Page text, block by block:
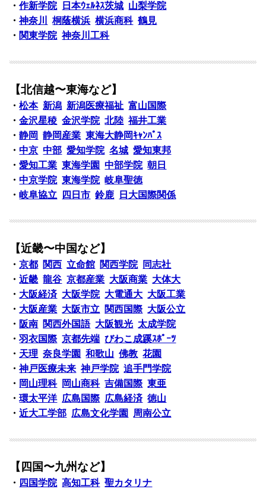
・作新学院 日本ｳｪﾙﾈｽ茨城 山梨学院
・神奈川 桐蔭横浜 横浜商科 鶴見
・ 関東学院 神奈川工科
【北信越〜東海など】
・松本 新潟 新潟医療福祉 富山国際
・金沢星稜 金沢学院 北陸 福井工業
・静岡 静岡産業 東海大静岡ｷｬﾝﾊﾟｽ
・中京 中部 愛知学院 名城 愛知東邦
・愛知工業 東海学園 中部学院 朝日
・中京学院 東海学院 岐阜聖徳
・岐阜協立 四日市 鈴鹿 日大国際関係
【近畿〜中国など】
・京都 関西 立命館 関西学院
同志社
・近畿 龍谷 京都産業 大阪商業 大体大
・ 大阪経済 大阪学院 大電通大 大阪工業
・ 大阪産業 大阪市立 関西国際 大阪公立
・ 阪南 関西外国語 大阪観光 太成学院
・羽衣国際 京都先端 びわこ成蹊ｽﾎﾟｰﾂ
・ 天理 奈良学園 和歌山 佛教 花園
・神戸医療未来 神戸学院 追手門学院
・ 岡山理科 岡山商科 吉備国際 東亜
・環太平洋 広島国際 広島経済 徳山
・近大工学部 広島文化学園 周南公立
【四国〜九州など】
・ 四国学院 高知工科 聖カタリナ